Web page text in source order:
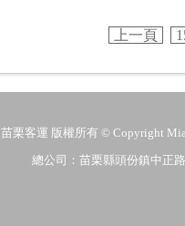
上一頁
苗栗客運 版權所有 © Copyright
總公司：苗栗縣頭份鎮中正